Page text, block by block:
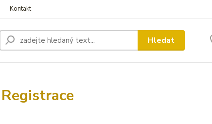
Kontakt
Hledat
Registrace